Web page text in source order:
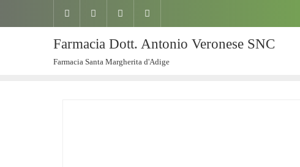
Farmacia Dott. Antonio Veronese SNC
Farmacia Santa Margherita d'Adige